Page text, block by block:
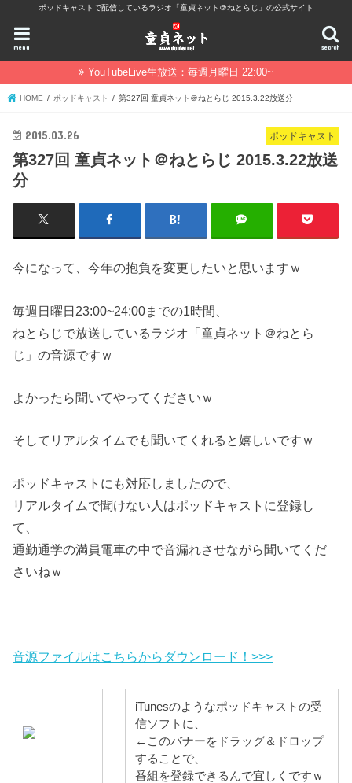
ポッドキャストで配信しているラジオ「童貞ネット＠ねとらじ」の公式サイト
search
menu
YouTubeLive生放送：毎週月曜日 22:00~
HOME ポッドキャスト 第327回 童貞ネット＠ねとらじ 2015.3.22放送分
ポッドキャスト
2015.03.26
第327回 童貞ネット＠ねとらじ 2015.3.22放送
分
今になって、今年の抱負を変更したいと思いますｗ
毎週日曜日23:00~24:00までの1時間、
ねとらじで放送しているラジオ「童貞ネット＠ねとら
じ」の音源ですｗ
よかったら聞いてやってくださいｗ
そしてリアルタイムでも聞いてくれると嬉しいですｗ
ポッドキャストにも対応しましたので、
リアルタイムで聞けない人はポッドキャストに登録し
て、
通勤通学の満員電車の中で音漏れさせながら聞いてくだ
さいねｗ
音源ファイルはこちらからダウンロード！>>>
iTunesのようなポッドキャストの受
信ソフトに、
←このバナーをドラッグ＆ドロップ
することで、
番組を登録できるんで宜しくですｗ